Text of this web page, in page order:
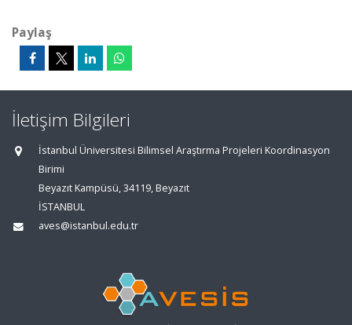
Paylaş
İletişim Bilgileri
İstanbul Üniversitesi Bilimsel Araştırma Projeleri Koordinasyon
Birimi
Beyazıt Kampüsü, 34119, Beyazıt
İSTANBUL
aves@istanbul.edu.tr